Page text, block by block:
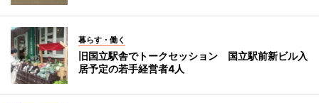
暮らす・働く
旧国立駅舎でトークセッション 国立駅前新ビル入
居予定の若手経営者4人